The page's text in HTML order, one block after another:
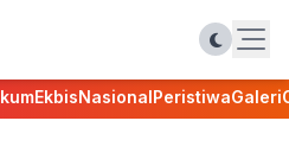
EkbisNasionalPeristiwaGaleri